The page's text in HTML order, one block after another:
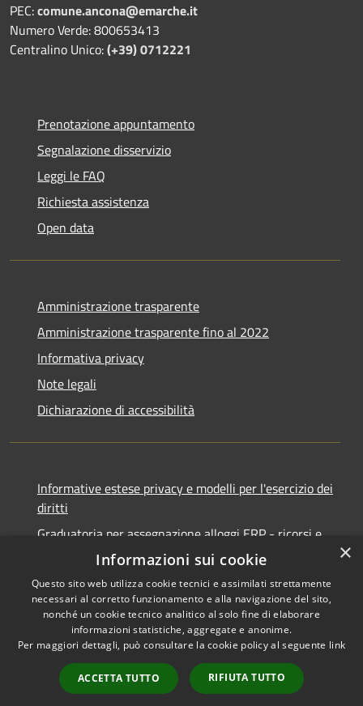
PEC:comune.ancona@emarche.it
Numero Verde: 800653413
Centralino Unico:(+39) 0712221
Prenotazione appuntamento
Segnalazione disservizio
Leggi le FAQ
Richiesta assistenza
Open data
Amministrazione trasparente
Amministrazione trasparente fino al 2022
Informativa privacy
Note legali
Dichiarazione di accessibilità
Informative estese privacy e modelli per l'esercizio dei
diritti
Graduatoria per assegnazione alloggi ERP - ricorsi e
Accessibilità
Copyright © 2026 • Comune di
Ancona • Powered by
Municipium•
Accesso
redazione
×
Informazioni sui cookie
Questo sito web utilizza cookie tecnici e assimilati strettamente
necessari al corretto funzionamento e alla navigazione del sito,
nonché un cookie tecnico analitico al solo fine di elaborare
informazioni statistiche, aggregate e anonime.
Per maggiori dettagli, può consultare la cookie policy al seguente link
ACCETTA TUTTO RIFIUTA TUTTO